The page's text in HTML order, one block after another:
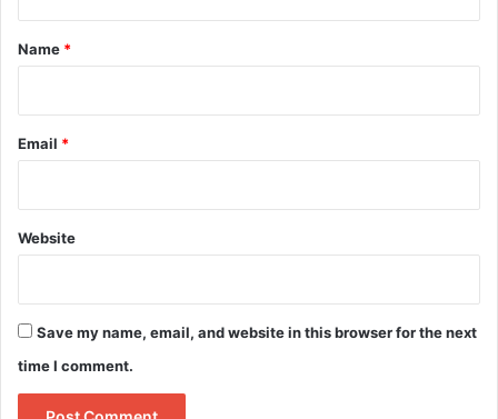
*
Name *
Email *
Website
Save my name, email, and website in this browser for the next
time I comment.